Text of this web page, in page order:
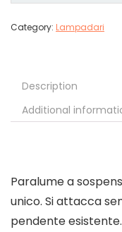
Category: Lampadari
Description
Additional
Paralume a
unico. Si attacca
pendente